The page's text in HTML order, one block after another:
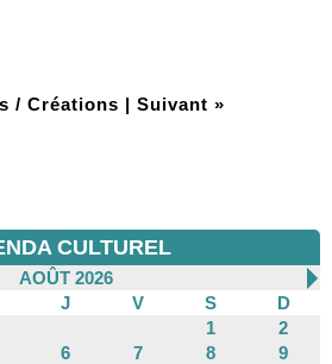
/ Créations | Suivant »
CULTUREL
AOÛT 2026
J V S
D
1
2
6 7 8
9